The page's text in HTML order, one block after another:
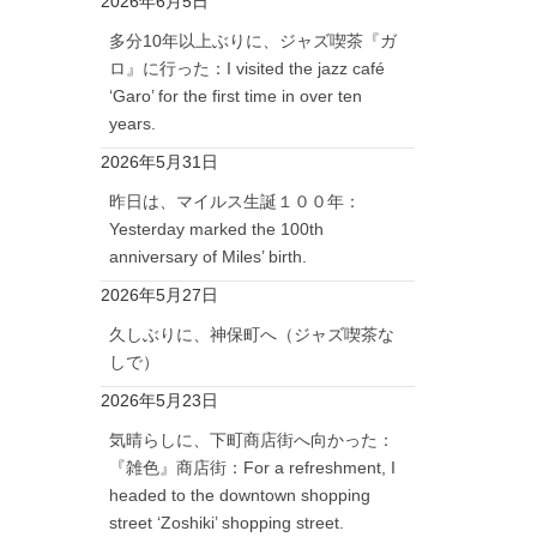
多分10年以上ぶりに、ジャズ喫茶『ガ
ロ』に行った：I visited the jazz café
‘Garo’ for the first time in over ten
years.
2026年5月31日
昨日は、マイルス生誕１００年：
Yesterday marked the 100th
anniversary of Miles’ birth.
2026年5月27日
久しぶりに、神保町へ（ジャズ喫茶な
しで）
2026年5月23日
気晴らしに、下町商店街へ向かった：
『雑色』商店街：For a refreshment, I
headed to the downtown shopping
street ‘Zoshiki’ shopping street.